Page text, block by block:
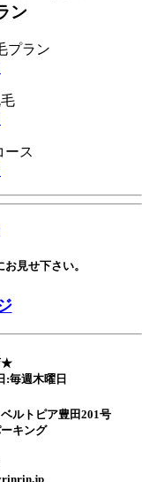
ン
プラン
ース
見せ下さい。
★
:毎週木曜日
ルトピア豊田201号
キング